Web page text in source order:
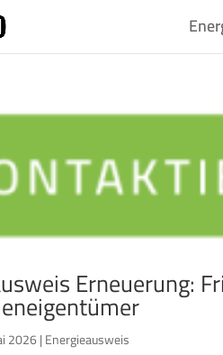
Erneuerung:
2026|Energieausweis